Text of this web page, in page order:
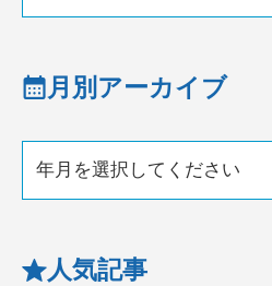
月別アーカイブ
年月を選択してください
人気記事